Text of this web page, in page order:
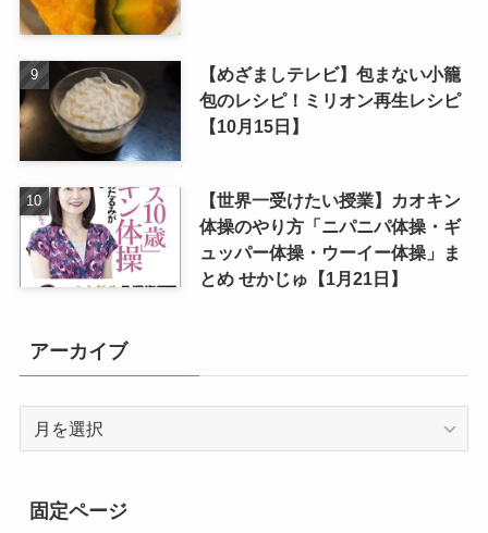
【めざましテレビ】包まない小籠
包のレシピ！ミリオン再生レシピ
【10月15日】
【世界一受けたい授業】カオキン
体操のやり方「ニパニパ体操・ギ
ュッパー体操・ウーイー体操」ま
とめ せかじゅ【1月21日】
アーカイブ
イ
ブ
固定ページ